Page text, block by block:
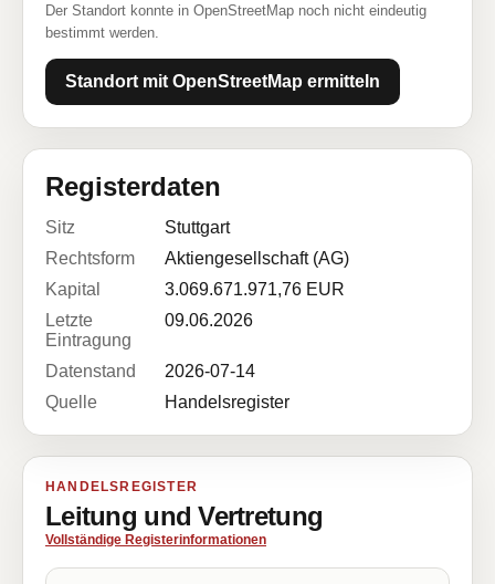
Der Standort konnte in OpenStreetMap noch nicht eindeutig
bestimmt werden.
Standort mit OpenStreetMap ermitteln
Registerdaten
Sitz
Stuttgart
Rechtsform
Aktiengesellschaft (AG)
Kapital
3.069.671.971,76 EUR
Letzte
Eintragung
09.06.2026
Datenstand
2026-07-14
Quelle
Handelsregister
HANDELSREGISTER
Leitung und Vertretung
Vollständige Registerinformationen